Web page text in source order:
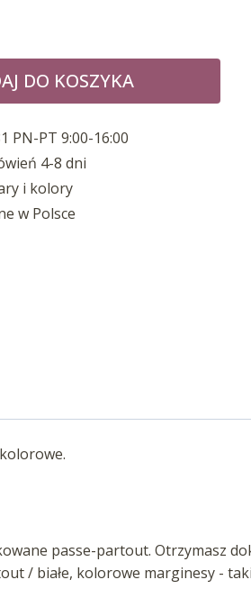
DO KOSZYKA
PN-PT 9:00-16:00
4-8 dni
i kolory
w Polsce
passe-partout. Otrzymasz
/ białe, kolorowe marginesy -